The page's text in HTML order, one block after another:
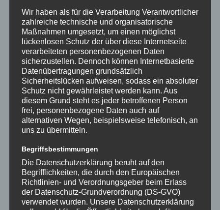
Eine männliche Person wurde landseitig aus dem Wasser
geborgen und mittels RTW in das Institut für Rechtsmedizin
verbracht! https://www.bild.de/regional/hamburg/hamburg-
aktuell/schreckens-fund-spaziergaenger-sieht-leiche-in-der-
alster-treiben-87080696.bild.html?
t_ref=https%3A%2F%2Fm.bild.de%2Fregional%2Fhamburg%2
Fhamburg-aktuell%2Fschreckens-fund-spaziergaenger-sieht-
leiche-in-der-alster-treiben-87080696.bildMobile.html
https://www.mopo.de/hamburg/polizei/schockfund-an-
alsterlauf-passant-findet-wasserleiche/
Weiterlesen TECHNISCHE
HILFELEISTUNG
WASSER
MENSCHENLEBEN
IN
GEFAHR
TECHNISCHE HILFELEISTUNG
Wir haben als für die Verarbeitung Verantwortlicher
zahlreiche technische und organisatorische
Maßnahmen umgesetzt, um einen möglichst
lückenlosen Schutz der über diese Internetseite
verarbeiteten personenbezogenen Daten
sicherzustellen. Dennoch können Internetbasierte
Datenübertragungen grundsätzlich
Sicherheitslücken aufweisen, sodass ein absoluter
Schutz nicht gewährleistet werden kann. Aus
diesem Grund steht es jeder betroffenen Person
frei, personenbezogene Daten auch auf
alternativen Wegen, beispielsweise telefonisch, an
uns zu übermitteln.
Begriffsbestimmungen
Die Datenschutzerklärung beruht auf den
Begrifflichkeiten, die durch den Europäischen
Richtlinien- und Verordnungsgeber beim Erlass
der Datenschutz-Grundverordnung (DS-GVO)
verwendet wurden. Unsere Datenschutzerklärung